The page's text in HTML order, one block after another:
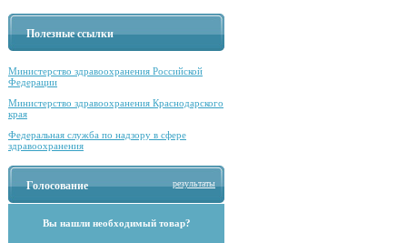
Полезные ссылки
Министерство здравоохранения Российской
Федерации
Министерство здравоохранения Краснодарского
края
Федеральная служба по надзору в сфере
здравоохранения
Голосование результаты
Вы нашли необходимый товар?